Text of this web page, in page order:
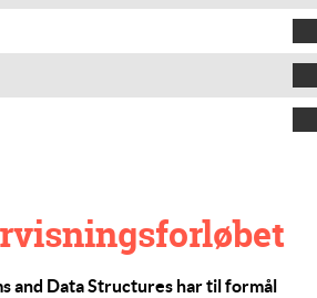
and Data Structures har til formål